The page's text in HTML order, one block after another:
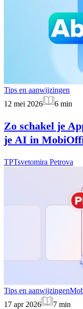
Tips en aanwijzingen
12 mei 2026
6 min
Zo schakel je
je AI in
TPTsvetomira Petrova
Tips en aanwijzingen
17 apr 2026
7 min